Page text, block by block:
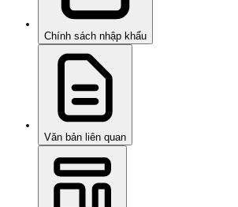
Chính sách nhập khẩu
Văn bản liên quan